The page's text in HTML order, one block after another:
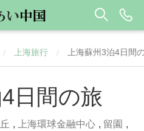
/ 上海旅行 / 上海蘇州3泊4日間
4日間の旅
, 上海環球金融中心 , 留園 ,